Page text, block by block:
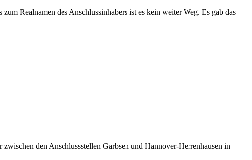
zum Realnamen des Anschlussinhabers ist es kein weiter Weg. Es gab das
zwischen den Anschlussstellen Garbsen und Hannover-Herrenhausen in